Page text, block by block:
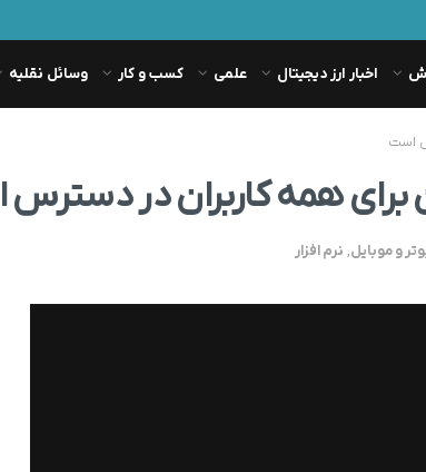
اخبار ارز دیجیتال علمی کسب و کار وسائل نقلیه
است
برای همه کاربران در
و موبایل, نرم افزار